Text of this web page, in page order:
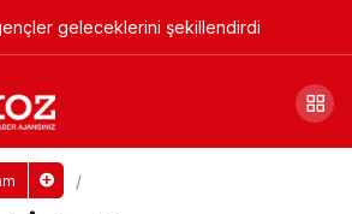
geleceklerini şekillendirdi
Kaymakam Aydın Ergün
Paylaş